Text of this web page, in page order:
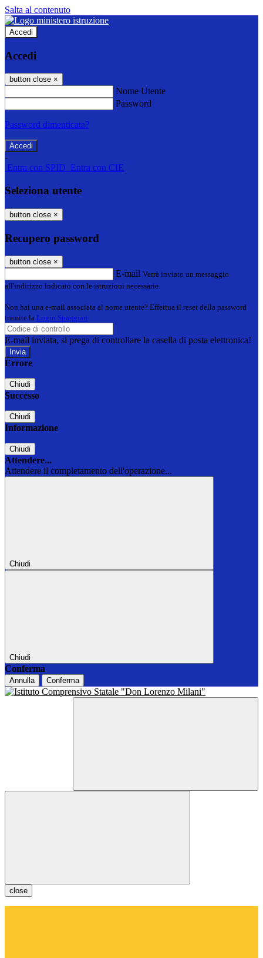
Salta al contenuto
Accedi
Accedi
button close ×
Nome Utente
Password
Password dimenticata?
-
Entra con SPID Entra con CIE
Seleziona utente
button close ×
Recupero password
button close ×
E-mail Verrà inviato un messaggio
all'indirizzo indicato con le istruzioni necessarie.
Non hai una e-mail associata al nome utente? Effettua il reset della password
tramite la Login Spaggiari
E-mail inviata, si prega di controllare la casella di posta elettronica!
Errore
Chiudi
Successo
Chiudi
Informazione
Chiudi
Attendere...
Attendere il completamento dell'operazione...
Chiudi
Chiudi
Conferma
Annulla Conferma
close